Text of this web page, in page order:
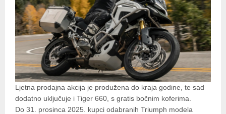
Ljetna prodajna akcija je produžena do kraja godine, te sad
dodatno uključuje i Tiger 660, s gratis bočnim koferima.
Do 31. prosinca 2025. kupci odabranih Triumph modela